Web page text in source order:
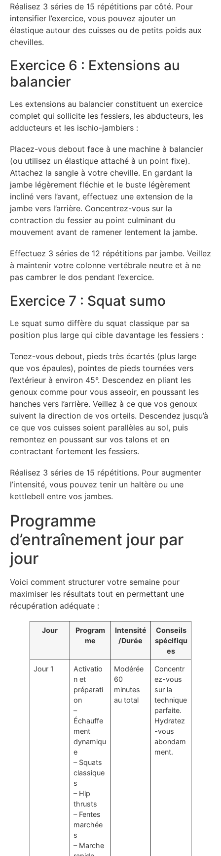
Réalisez 3 séries de 15 répétitions par côté. Pour
intensifier l’exercice, vous pouvez ajouter un
élastique autour des cuisses ou de petits poids aux
chevilles.
Exercice 6 : Extensions au
balancier
Les extensions au balancier constituent un exercice
complet qui sollicite les fessiers, les abducteurs, les
adducteurs et les ischio-jambiers :
Placez-vous debout face à une machine à balancier
(ou utilisez un élastique attaché à un point fixe).
Attachez la sangle à votre cheville. En gardant la
jambe légèrement fléchie et le buste légèrement
incliné vers l’avant, effectuez une extension de la
jambe vers l’arrière. Concentrez-vous sur la
contraction du fessier au point culminant du
mouvement avant de ramener lentement la jambe.
Effectuez 3 séries de 12 répétitions par jambe. Veillez
à maintenir votre colonne vertébrale neutre et à ne
pas cambrer le dos pendant l’exercice.
Exercice 7 : Squat sumo
Le squat sumo diffère du squat classique par sa
position plus large qui cible davantage les fessiers :
Tenez-vous debout, pieds très écartés (plus large
que vos épaules), pointes de pieds tournées vers
l’extérieur à environ 45°. Descendez en pliant les
genoux comme pour vous asseoir, en poussant les
hanches vers l’arrière. Veillez à ce que vos genoux
suivent la direction de vos orteils. Descendez jusqu’à
ce que vos cuisses soient parallèles au sol, puis
remontez en poussant sur vos talons et en
contractant fortement les fessiers.
Réalisez 3 séries de 15 répétitions. Pour augmenter
l’intensité, vous pouvez tenir un haltère ou une
kettlebell entre vos jambes.
Programme
d’entraînement jour par
jour
Voici comment structurer votre semaine pour
maximiser les résultats tout en permettant une
récupération adéquate :
Jour
Program
me
Intensité
/Durée
Conseils
spécifiqu
es
Jour 1
Activatio
n et
préparati
on
–
Échauffe
ment
dynamiqu
e
– Squats
classique
s
– Hip
thrusts
– Fentes
marchée
s
– Marche
Modérée
60
minutes
au total
Concentr
ez-vous
sur la
technique
parfaite.
Hydratez
-vous
abondam
ment.